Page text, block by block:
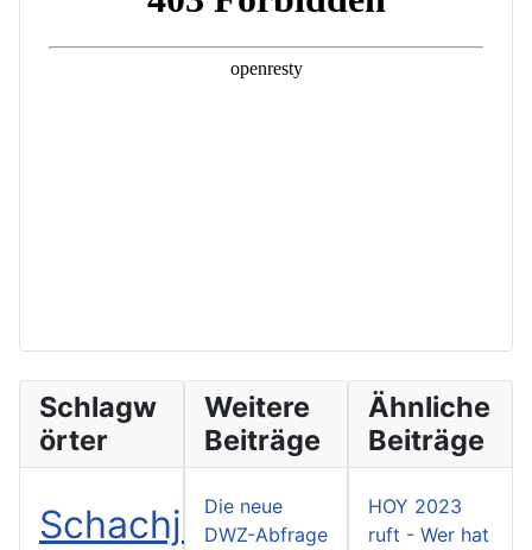
Schlagw
örter
Schachjugend
Weitere
Beiträge
Die neue
DWZ-Abfrage
Ähnliche
Beiträge
HOY 2023
ruft - Wer hat